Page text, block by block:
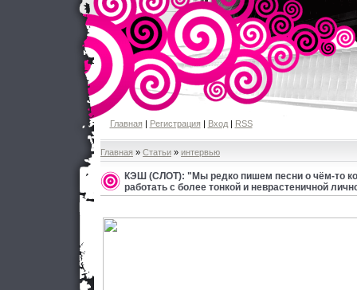
Главная| Регистрация| Вход| RSS
Главная » Статьи » интервью
КЭШ (СЛОТ): "Мы редко пишем песни о чём-то
работать с более тонкой и неврастеничной